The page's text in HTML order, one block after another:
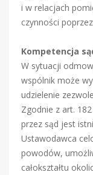
i w relacjach
czynności
Kompetencja
W sytuacji
wspólnik może
udzielenie
Zgodnie z art.
przez sąd jest
Ustawodawca
powodów,
całokształtu